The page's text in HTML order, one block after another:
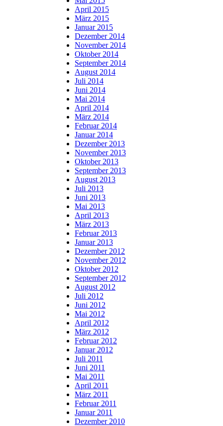
April 2015
März 2015
Januar 2015
Dezember 2014
November 2014
Oktober 2014
September 2014
August 2014
Juli 2014
Juni 2014
Mai 2014
April 2014
März 2014
Februar 2014
Januar 2014
Dezember 2013
November 2013
Oktober 2013
September 2013
August 2013
Juli 2013
Juni 2013
Mai 2013
April 2013
März 2013
Februar 2013
Januar 2013
Dezember 2012
November 2012
Oktober 2012
September 2012
August 2012
Juli 2012
Juni 2012
Mai 2012
April 2012
März 2012
Februar 2012
Januar 2012
Juli 2011
Juni 2011
Mai 2011
April 2011
März 2011
Februar 2011
Januar 2011
Dezember 2010